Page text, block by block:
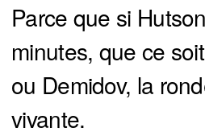
Parce que si
minutes, que ce
ou Demidov, la
vivante.